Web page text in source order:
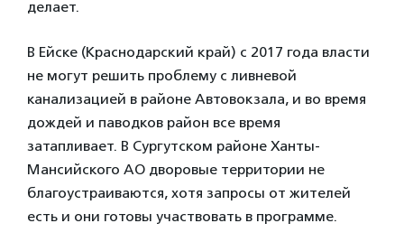
делает.
В Ейске (Краснодарский край) с 2017 года власти
не могут решить проблему с ливневой
канализацией в районе Автовокзала, и во время
дождей и паводков район все время
затапливает. В Сургутском районе Ханты-
Мансийского АО дворовые территории не
благоустраиваются, хотя запросы от жителей
есть и они готовы участвовать в программе.